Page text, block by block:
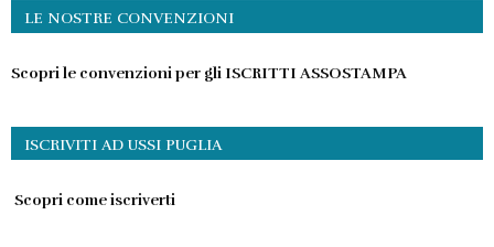
LE NOSTRE CONVENZIONI
Scopri le convenzioni per gli ISCRITTI ASSOSTAMPA
ISCRIVITI AD USSI PUGLIA
Scopri come iscriverti